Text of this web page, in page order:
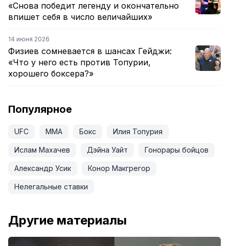
«Снова победит легенду и окончательно
впишет себя в число величайших»
14 июня 2026
Физиев сомневается в шансах Гейджи:
«Что у него есть против Топурии,
хорошего боксера?»
Популярное
UFC ММА Бокс Илия Топурия
Ислам Махачев Дэйна Уайт Гонорары бойцов
Александр Усик Конор Макгрегор
Нелегальные ставки
Другие материалы